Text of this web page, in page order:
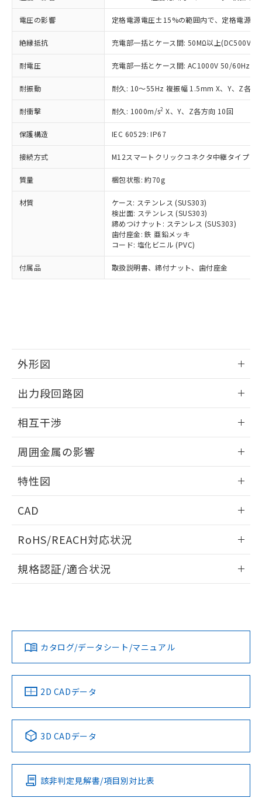
電圧の影響 定格電源電圧±15%の範囲内で、定格電源
絶縁抵抗 充電部一括とケース間: 50MΩ以上(DC500Vメ
耐電圧 充電部一括とケース間: AC1000V 50/60Hz
耐振動 耐久: 10～55Hz 複振幅 1.5mm X、Y、Z各方
耐衝撃 耐久: 1000m/s2 X、Y、Z各方向 10回
保護構造 IEC 60529: IP67
接続方式 M12スマートクリックコネクタ中継タイプ
質量 梱包状態: 約70g
材質
ケース: ステンレス (SUS303)
検出面: ステンレス (SUS303)
締めつけナット: ステンレス (SUS303)
歯付座金: 鉄 亜鉛メッキ
コード: 塩化ビニル (PVC)
付属品 取扱説明書、締付ナット、歯付座金
外形図
外形図
出力段回路図
出力段回路図
タイムチャート
相互干渉
相互干渉
A: 45mm以上、B: 40mm以上
周囲金属の影響
周囲金属の影響
L: 12mm以上、φd: 70mm以上、D: 12mm以上、m: 28mm
以上、n: 70mm以上
金属埋め込み
鉄材
l: 4mm以上、φd: 30mm以上、D: 4mm以上、m: 28mm以
特性図
検出物体の大きさと材質による影響
CAD
ドすることができます。
ログイン/会員登録
ダウンロードデータをご利用いただく前に、以下を必ずお読
みください。
ソフトウェアの使用条件
RoHS/REACH対応状況
EU RoHS 注意事項・凡例
対応済み
中国 RoHS 注意事項・凡例
Pb Hg Cd Cr(VI)
O
規格認証/適合状況
LR型式承認
（イギリス
船舶規格）
DNV型式承認
（ノルウェー
BV型式承認
（フランス
KR型式
（韓国
No No No No
この製品の規格認証/適合状況ページへ
その他の認証はこちらのページからご検索ください
カタログ/データシート/マニュアル
2D CADデータ
3D CADデータ
該非判定見解書/項目別対比表
ことをご了承ください。
在庫状況および標準価格照会結果は、
記載している更新日時点での社内デー
タに基づき作成されるものであり、閲
準価格とは異なる場合があることをご
了承ください。
正式な納期状況および標準価格はお客
様のお取引先、またはお客様担当のオ
ムロン制御機器販売店・当社販売員に
ご相談ください。
オムロン制御機器販売店や当社販売拠
販売ネットワーク
」をご確認
ください。
在庫状況および標準価格結果を当社の
事前の承諾なく第三者に漏洩または開
示しないようお願いします。
マイパーツ機能（部品リスト作成サー
ビス）をご利用いただくには、I-Web
メンバーズにご登録されている必要が
あります。
お客様が当ウェブサイト上で当社にご
登録された部品リストについて、当社
指します。
いたものが、含有品と判明した場合などや
むを得ず変更することがあります。
*EU RoHS指令（10物質）：
鉛(Pb) 1000ppm以下、 水銀(Hg) 1000ppm以下、 カド
六価クロム(Cr(Ⅵ)) 1000ppm以下、ポリ臭化ビフェニル
類(PBB) 1000ppm以下、ポリ臭化ジフェニルエーテル類
(PBDE) 1000ppm以下、フタル酸ビス(2-エチルヘキシ
ル) (DEHP)(別名：DOP) 1000ppm以下、フタル酸ブチ
ルベンジル（BBP） 1000ppm以下、フタル酸ジブチル
（DBP） 1000ppm以下、フタル酸ジイソブチル
適用除外項目は除く。
フタル酸エステル類の４物質については閾値を超える意
図的な使用がないことを確認しています。
※2 対応予定月
部品在庫の切り替え状況などにより、予定
月が前後することがあります。
※3 非含有証明書ダウンロード
51物質の非含有証明書（当社基準）
※本証明書は発行日時点で非含有を証明す
ものではありません。
また、RoHS指令のフタル酸エステル類４
物質の対応では、対応完了までの期間は出
荷製品に未対応品が混在することから備考
欄に対応日を記載しておりました。
既に当社にて対応品への在庫切替を完了
していることから、特段のことがない限
す。
「－」：未確認です。当社販売部門へお問
い合わせください。
Cr(Ⅵ)(六価クロム) : 1000ppm、 PBBs(ポリ臭化ビフェ
ニル類) : 1000ppm、 PBDEs(ポリ臭化ジフェニルエーテ
イソブチル) : 1000ppm、 BBP(フタル酸ブチルベンジ
DEHP(フタル酸ビス(2-エチルヘキシル)) : 1000ppm
※2 環境保護使用期限
「ｅ」：有害物質（10物質）のすべてが基
準値以下であることを示します。
「10」：通常の使用状況下において有害物
質が外部に漏えいし、環境に深刻な影響を
及ぼさない年数を意味します。
「－」：未確認です。当社販売部門へお問
い合わせください。
当社は、これら貴社製品のうち、外国
為替および外国貿易法に定める商品
（以下｢規制貨物等」という）を輸出
または国外への提供する場合は、日本
国政府の輸出許可(または役務取引許
可)を取得するなどの必要な手続きを
とります。
当社は規制貨物を破棄する場合は、完
全に破砕するなど、違法に輸出されな
いよう必要な手段を講じます。
当社は貴社製品を、核兵器、ミサイ
武器並びにこれらの製造装置等に一切
使用いたしません。
当社は、貴社製品を第三者に販売する
場合は、上記1、2および3の内容を当
該第三者に通知します。また当社は、
販売先および販売に係わる関係者が違
法に輸出するおそれがある場合は、取
り引きをいたしません。
一定数以上の在庫あり
一定数には満たないが在庫あり
在庫なし(最新の在庫状況につ
いては、お客様のお取引先、ま
たはお客様担当のオムロン制御
機器販売店・当社販売員にご確
認ください)
受注生産機種、また在庫状況の
情報を公開していない機種